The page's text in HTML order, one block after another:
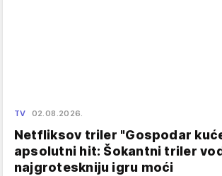
TV 02.08.2026.
Netfliksov triler "Gospodar
apsolutni hit: Šokantni triler
najgroteskniju igru moći